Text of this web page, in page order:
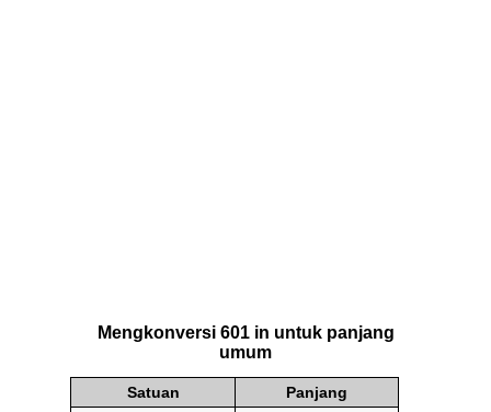
Mengkonversi 601 in untuk panjang
umum
Satuan Panjang